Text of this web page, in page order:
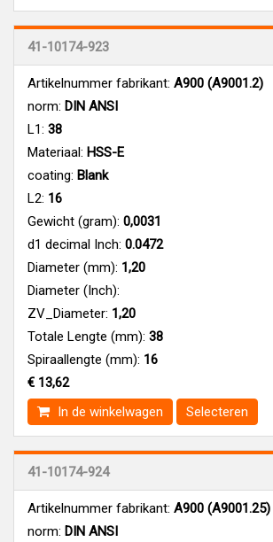
41-10174-923
Artikelnummer fabrikant: A900 (A9001.2)
norm: DIN ANSI
L1: 38
Materiaal: HSS-E
coating: Blank
L2: 16
Gewicht (gram): 0,0031
d1 decimal Inch: 0.0472
Diameter (mm): 1,20
Diameter (Inch):
ZV_Diameter: 1,20
Totale Lengte (mm): 38
Spiraallengte (mm): 16
€ 13,62
In de winkelwagen
Selecteren
41-10174-924
Artikelnummer fabrikant: A900 (A9001.25)
norm: DIN ANSI